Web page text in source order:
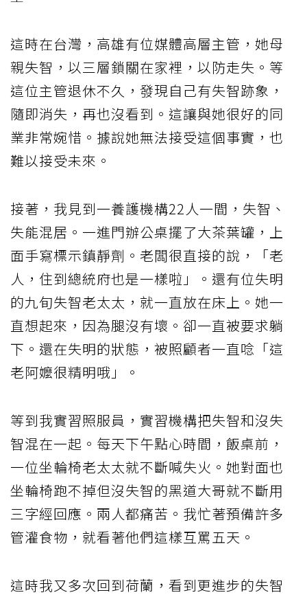
這時在台灣，高雄有位媒體高層主管，她母
親失智，以三層鎖關在家裡，以防走失。等
這位主管退休不久，發現自己有失智跡象，
隨即消失，再也沒看到。這讓與她很好的同
業非常婉惜。據說她無法接受這個事實，也
難以接受未來。
接著，我見到一養護機構22人一間，失智、
失能混居。一進門辦公桌擺了大茶葉罐，上
面手寫標示鎮靜劑。老闆很直接的說，「老
人，住到總統府也是一樣啦」。還有位失明
的九旬失智老太太，就一直放在床上。她一
直想起來，因為腿沒有壞。卻一直被要求躺
下。還在失明的狀態，被照顧者一直唸「這
老阿嬤很精明哦」。
等到我實習照服員，實習機構把失智和沒失
智混在一起。每天下午點心時間，飯桌前，
一位坐輪椅老太太就不斷喊失火。她對面也
坐輪椅跑不掉但沒失智的黑道大哥就不斷用
三字經回應。兩人都痛苦。我忙著預備許多
管灌食物，就看著他們這樣互罵五天。
這時我又多次回到荷蘭，看到更進步的失智